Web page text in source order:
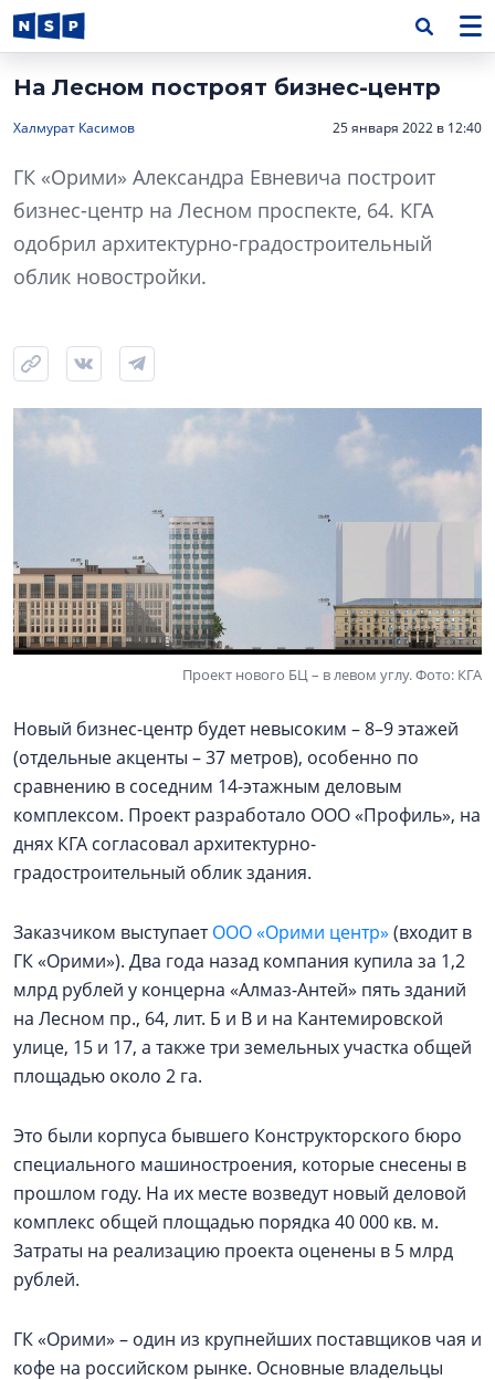
На Лесном построят бизнес-центр
Халмурат Касимов 25 января 2022 в 12:40
ГК «Орими» Александра Евневича построит
бизнес-центр на Лесном проспекте, 64. КГА
одобрил архитектурно-градостроительный
облик новостройки.
Проект нового БЦ – в левом углу. Фото: КГА
Новый бизнес-центр будет невысоким – 8–9 этажей
(отдельные акценты – 37 метров), особенно по
сравнению в соседним 14-этажным деловым
комплексом. Проект разработало ООО «Профиль», на
днях КГА согласовал архитектурно-
градостроительный облик здания.
Заказчиком выступаетООО «Орими центр» (входит в
ГК «Орими»). Два года назад компания купила за 1,2
млрд рублей у концерна «Алмаз-Антей» пять зданий
на Лесном пр., 64, лит. Б и В и на Кантемировской
улице, 15 и 17, а также три земельных участка общей
площадью около 2 га.
Это были корпуса бывшего Конструкторского бюро
специального машиностроения, которые снесены в
прошлом году. На их месте возведут новый деловой
комплекс общей площадью порядка 40 000 кв. м.
Затраты на реализацию проекта оценены в 5 млрд
рублей.
ГК «Орими» – один из крупнейших поставщиков чая и
кофе на российском рынке. Основные владельцы